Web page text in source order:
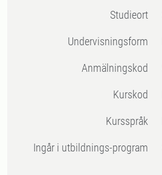
Studieort
Undervisningsform
Anmälningskod
Kurskod
Kursspråk
Ingår i utbildnings-program